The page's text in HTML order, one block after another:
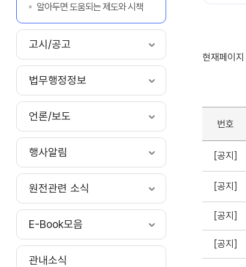
알아두면 도움되는 제도와 시책
고시/공고
법무행정정보
언론/보도
행사알림
원전관련 소식
E-Book모음
관내소식
현재페이지
번호
[공지]
[공지]
[공지]
[공지]